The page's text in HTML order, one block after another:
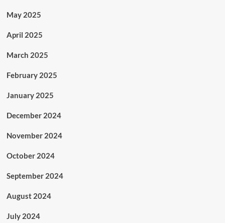
May 2025
April 2025
March 2025
February 2025
January 2025
December 2024
November 2024
October 2024
September 2024
August 2024
July 2024